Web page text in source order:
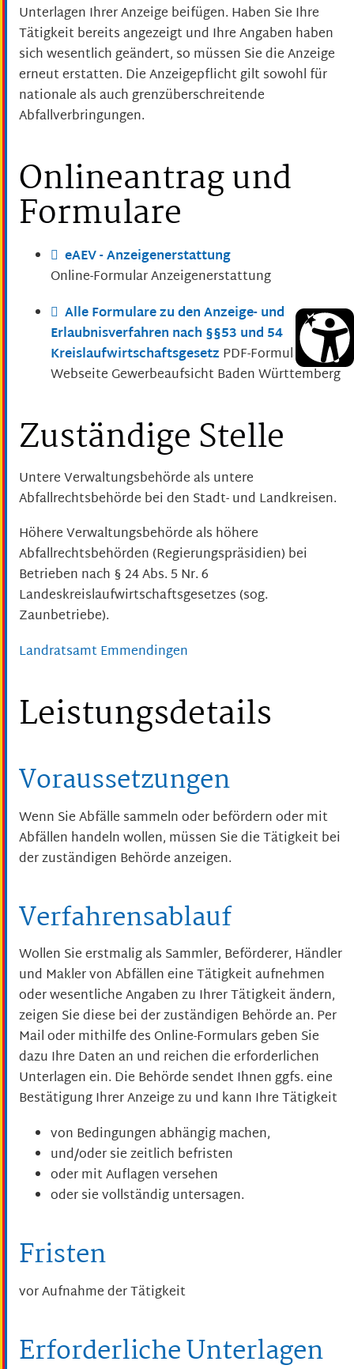
Unterlagen Ihrer Anzeige beifügen. Haben Sie Ihre
Tätigkeit bereits angezeigt und Ihre Angaben haben
sich wesentlich geändert, so müssen Sie die Anzeige
erneut erstatten. Die Anzeigepflicht gilt sowohl für
nationale als auch grenzüberschreitende
Abfallverbringungen.
Onlineantrag und
Formulare
eAEV - Anzeigenerstattung
Online-Formular Anzeigenerstattung
Alle Formulare zu den Anzeige- und
Erlaubnisverfahren nach §§53 und 54
Kreislaufwirtschaftsgesetz PDF-Formular von
Webseite Gewerbeaufsicht Baden Württemberg
Zuständige Stelle
Untere Verwaltungsbehörde als untere
Abfallrechtsbehörde bei den Stadt- und Landkreisen.
Höhere Verwaltungsbehörde als höhere
Abfallrechtsbehörden (Regierungspräsidien) bei
Betrieben nach § 24 Abs. 5 Nr. 6
Landeskreislaufwirtschaftsgesetzes (sog.
Zaunbetriebe).
Landratsamt Emmendingen
Leistungsdetails
Voraussetzungen
Wenn Sie Abfälle sammeln oder befördern oder mit
Abfällen handeln wollen, müssen Sie die Tätigkeit bei
der zuständigen Behörde anzeigen.
Verfahrensablauf
Wollen Sie erstmalig als Sammler, Beförderer, Händler
und Makler von Abfällen eine Tätigkeit aufnehmen
oder wesentliche Angaben zu Ihrer Tätigkeit ändern,
zeigen Sie diese bei der zuständigen Behörde an. Per
Mail oder mithilfe des Online-Formulars geben Sie
dazu Ihre Daten an und reichen die erforderlichen
Unterlagen ein. Die Behörde sendet Ihnen ggfs. eine
Bestätigung Ihrer Anzeige zu und kann Ihre Tätigkeit
von Bedingungen abhängig machen,
und/oder sie zeitlich befristen
oder mit Auflagen versehen
oder sie vollständig untersagen.
Fristen
vor Aufnahme der Tätigkeit
Erforderliche Unterlagen